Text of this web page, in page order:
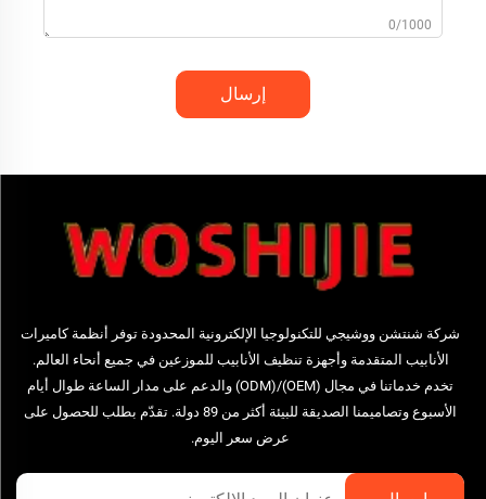
0/1000
إرسال
شركة شنتشن ووشيجي للتكنولوجيا الإلكترونية المحدودة توفر أنظمة كاميرات
الأنابيب المتقدمة وأجهزة تنظيف الأنابيب للموزعين في جميع أنحاء العالم.
تخدم خدماتنا في مجال (OEM)/(ODM) والدعم على مدار الساعة طوال أيام
الأسبوع وتصاميمنا الصديقة للبيئة أكثر من 89 دولة. تقدّم بطلب للحصول على
عرض سعر اليوم.